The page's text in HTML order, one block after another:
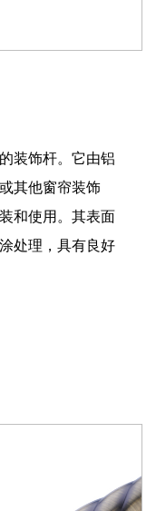
装饰杆。它由铝
其他窗帘装饰
和使用。其表面
处理，具有良好